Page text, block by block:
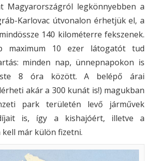
Magyarországról legkönnyebben a
Karlovac útvonalon érhetjük el, a
140 kilométerre fekszenek.
maximum 10 ezer látogatót tud
minden nap, ünnepnapokon is
8 óra között. A belépő árai
akár a 300 kunát is!) magukban
park területén levő járművek
is, így a kishajóért, illetve a
már külön fizetni.